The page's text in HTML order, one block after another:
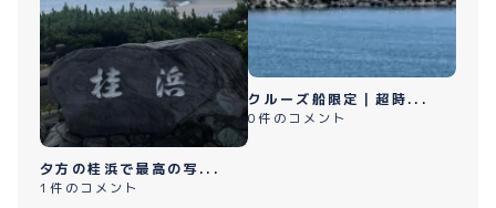
夕方の桂浜で最高の写...
1件のコメント
クルーズ船限定｜超時...
0件のコメント